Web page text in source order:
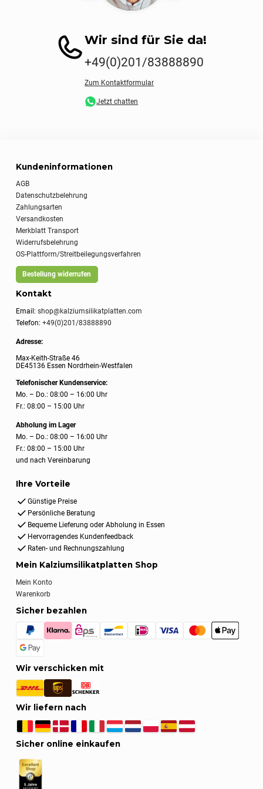
Wir sind für Sie da!
+49(0)201/83888890
Zum Kontaktformular
Jetzt chatten
Kundeninformationen
AGB
Datenschutzbelehrung
Zahlungsarten
Versandkosten
Merkblatt Transport
Widerrufsbelehrung
OS-Plattform/Streitbeilegungsverfahren
Bestellung widerrufen
Kontakt
Email:shop@kalziumsilikatplatten.com
Telefon:+49(0)201/83888890
Adresse:
Max-Keith-Straße 46
DE45136 Essen Nordrhein-Westfalen
Telefonischer Kundenservice:
Mo. – Do.: 08:00 – 16:00 Uhr
Fr.: 08:00 – 15:00 Uhr
Abholung im Lager
Mo. – Do.: 08:00 – 16:00 Uhr
Fr.: 08:00 – 15:00 Uhr
und nach Vereinbarung
Ihre Vorteile
Günstige Preise
Persönliche Beratung
Bequeme Lieferung oder Abholung in Essen
Hervorragendes Kundenfeedback
Raten- und Rechnungszahlung
Mein Kalziumsilikatplatten Shop
Mein Konto
Warenkorb
Sicher bezahlen
Wir verschicken mit
Wir liefern nach
Sicher online einkaufen